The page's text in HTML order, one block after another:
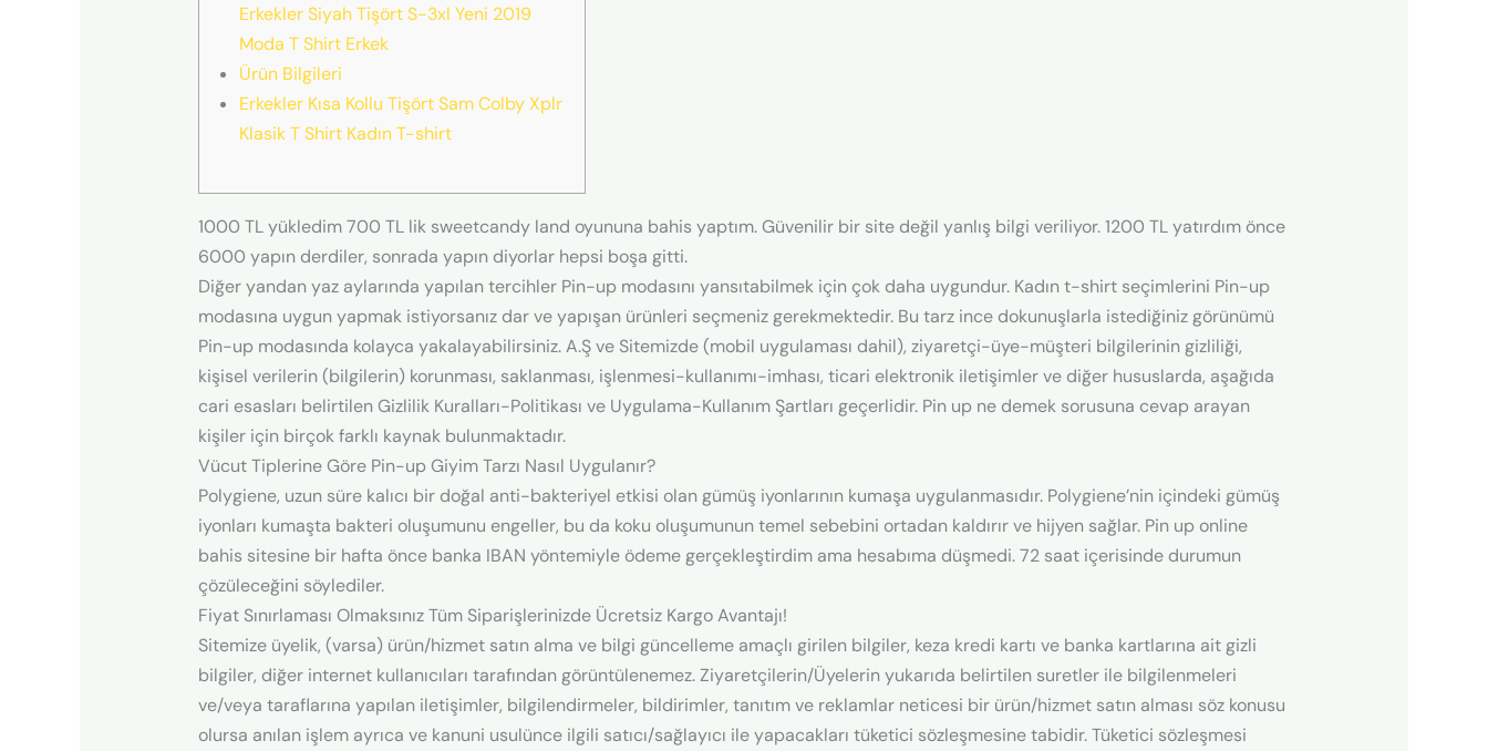
Erkekler Siyah Tişört S-3xl Yeni 2019
Moda T Shirt Erkek
Ürün Bilgileri
Erkekler Kısa Kollu Tişört Sam Colby Xplr
Klasik T Shirt Kadın T-shirt
1000 TL yükledim 700 TL lik sweetcandy land oyununa bahis yaptım. Güvenilir bir site değil yanlış bilgi veriliyor. 1200 TL yatırdım önce
6000 yapın derdiler, sonrada yapın diyorlar hepsi boşa gitti.
Diğer yandan yaz aylarında yapılan tercihler Pin-up modasını yansıtabilmek için çok daha uygundur. Kadın t-shirt seçimlerini Pin-up
modasına uygun yapmak istiyorsanız dar ve yapışan ürünleri seçmeniz gerekmektedir. Bu tarz ince dokunuşlarla istediğiniz görünümü
Pin-up modasında kolayca yakalayabilirsiniz. A.Ş ve Sitemizde (mobil uygulaması dahil), ziyaretçi-üye-müşteri bilgilerinin gizliliği,
kişisel verilerin (bilgilerin) korunması, saklanması, işlenmesi-kullanımı-imhası, ticari elektronik iletişimler ve diğer hususlarda, aşağıda
cari esasları belirtilen Gizlilik Kuralları-Politikası ve Uygulama-Kullanım Şartları geçerlidir. Pin up ne demek sorusuna cevap arayan
kişiler için birçok farklı kaynak bulunmaktadır.
Vücut Tiplerine Göre Pin-up Giyim Tarzı Nasıl Uygulanır?
Polygiene, uzun süre kalıcı bir doğal anti-bakteriyel etkisi olan gümüş iyonlarının kumaşa uygulanmasıdır. Polygiene’nin içindeki gümüş
iyonları kumaşta bakteri oluşumunu engeller, bu da koku oluşumunun temel sebebini ortadan kaldırır ve hijyen sağlar. Pin up online
bahis sitesine bir hafta önce banka IBAN yöntemiyle ödeme gerçekleştirdim ama hesabıma düşmedi. 72 saat içerisinde durumun
çözüleceğini söylediler.
Fiyat Sınırlaması Olmaksınız Tüm Siparişlerinizde Ücretsiz Kargo Avantajı!
Sitemize üyelik, (varsa) ürün/hizmet satın alma ve bilgi güncelleme amaçlı girilen bilgiler, keza kredi kartı ve banka kartlarına ait gizli
bilgiler, diğer internet kullanıcıları tarafından görüntülenemez. Ziyaretçilerin/Üyelerin yukarıda belirtilen suretler ile bilgilenmeleri
ve/veya taraflarına yapılan iletişimler, bilgilendirmeler, bildirimler, tanıtım ve reklamlar neticesi bir ürün/hizmet satın alması söz konusu
olursa anılan işlem ayrıca ve kanuni usulünce ilgili satıcı/sağlayıcı ile yapacakları tüketici sözleşmesine tabidir. Tüketici sözleşmesi